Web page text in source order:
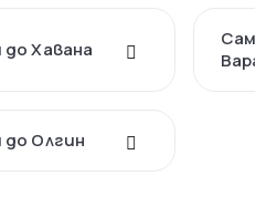
Хавана
Олгин